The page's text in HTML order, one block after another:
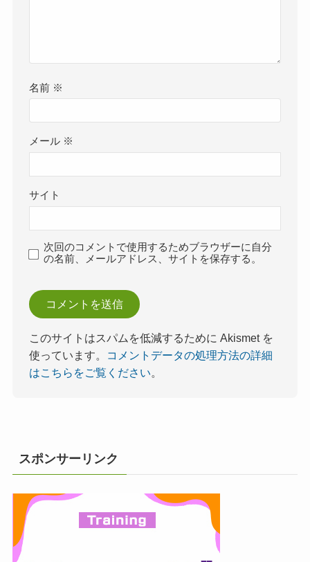
名前 ※
メール ※
サイト
次回のコメントで使用するためブラウザーに自分
の名前、メールアドレス、サイトを保存する。
このサイトはスパムを低減するために Akismet を
使っています。
コメントデータの処理方法の詳細
はこちらをご覧ください。
スポンサーリンク